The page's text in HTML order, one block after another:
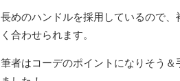
長めのハンドルを採用しているので
く合わせられます。
筆者はコーデのポイントになりそう